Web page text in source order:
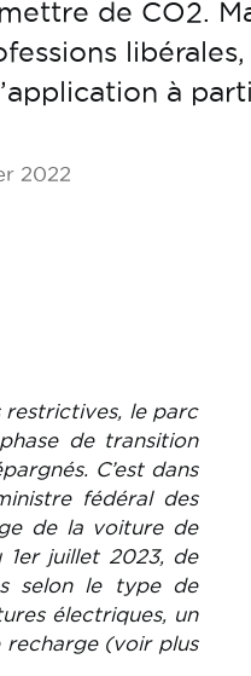
de CO2.
à
2022
restrictives, le parc
de transition
C’est dans
fédéral des
de la voiture de
1er juillet 2023, de
selon le type de
électriques, un
recharge (voir plus